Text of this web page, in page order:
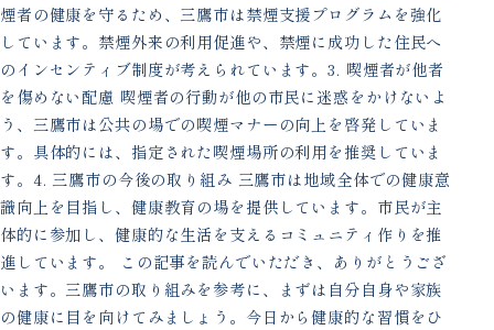
煙者の健康を守るため、三鷹市は禁煙支援プログラムを強化
しています。禁煙外来の利用促進や、禁煙に成功した住民へ
のインセンティブ制度が考えられています。3. 喫煙者が他者
を傷めない配慮 喫煙者の行動が他の市民に迷惑をかけないよ
う、三鷹市は公共の場での喫煙マナーの向上を啓発していま
す。具体的には、指定された喫煙場所の利用を推奨していま
す。4. 三鷹市の今後の取り組み 三鷹市は地域全体での健康意
識向上を目指し、健康教育の場を提供しています。市民が主
体的に参加し、健康的な生活を支えるコミュニティ作りを推
進しています。 この記事を読んでいただき、ありがとうござ
います。三鷹市の取り組みを参考に、まずは自分自身や家族
の健康に目を向けてみましょう。今日から健康的な習慣をひ